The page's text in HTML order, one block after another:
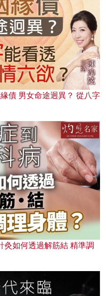
債 男女命途迥異？ 從八字
灸如何透過解筋結 精準調